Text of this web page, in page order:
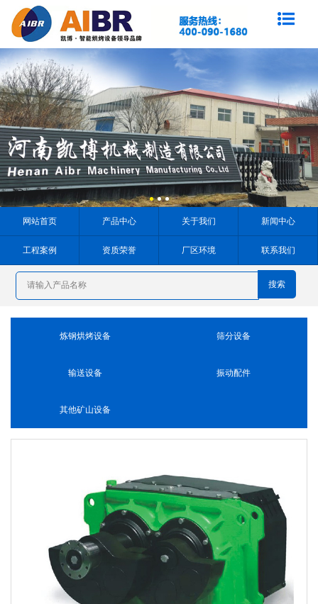
网站首页 产品中心 关于我们 新闻中心
工程案例 资质荣誉 厂区环境 联系我们
炼钢烘烤设备 筛分设备
输送设备 振动配件
其他矿山设备